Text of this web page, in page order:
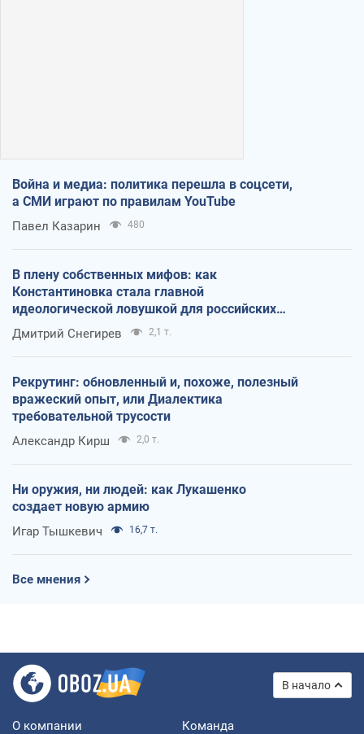
Война и медиа: политика перешла в соцсети,
а СМИ играют по правилам YouTube
Павел Казарин 480
В плену собственных мифов: как
Константиновка стала главной
идеологической ловушкой для российских
оккупантов
Дмитрий Снегирев 2,1 т.
Рекрутинг: обновленный и, похоже, полезный
вражеский опыт, или Диалектика
требовательной трусости
Александр Кирш 2,0 т.
Ни оружия, ни людей: как Лукашенко
создает новую армию
Игар Тышкевич 16,7 т.
Все мнения
В начало
О компании Команда